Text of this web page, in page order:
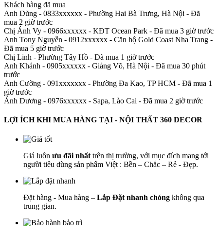
Khách hàng đã mua
Anh Dũng - 0833xxxxxx - Phường Hai Bà Trưng, Hà Nội - Đã
mua 2 giờ trước
Chị Ánh Vy - 0966xxxxxx - KĐT Ocean Park - Đã mua 3 giờ trước
Anh Tony Nguyễn - 0912xxxxxx - Căn hộ Gold Coast Nha Trang -
Đã mua 5 giờ trước
Chị Linh - Phường Tây Hồ - Đã mua 1 giờ trước
Anh Khánh - 0905xxxxxx - Giảng Võ, Hà Nội - Đã mua 30 phút
trước
Anh Cường - 091xxxxxxx - Phường Đa Kao, TP HCM - Đã mua 1
giờ trước
Ánh Dương - 0976xxxxxx - Sapa, Lào Cai - Đã mua 2 giờ trước
LỢI ÍCH KHI MUA HÀNG TẠI - NỘI THẤT 360 DECOR
Giá luôn ưu đãi nhất trên thị trường, với mục đích mang tới
người tiêu dùng sản phẩm Việt : Bền – Chắc – Rẻ - Đẹp.
Đặt hàng - Mua hàng – Lắp Đặt nhanh chóng không qua
trung gian.